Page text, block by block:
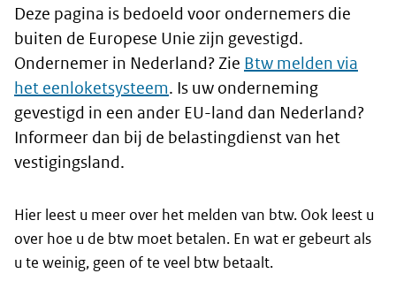
Deze pagina is bedoeld voor ondernemers die
buiten de Europese Unie zijn gevestigd.
Ondernemer in Nederland? Zie Btw melden via
het eenloketsysteem. Is uw onderneming
gevestigd in een ander EU-land dan Nederland?
Informeer dan bij de belastingdienst van het
vestigingsland.
Hier leest u meer over het melden van btw. Ook leest u
over hoe u de btw moet betalen. En wat er gebeurt als
u te weinig, geen of te veel btw betaalt.